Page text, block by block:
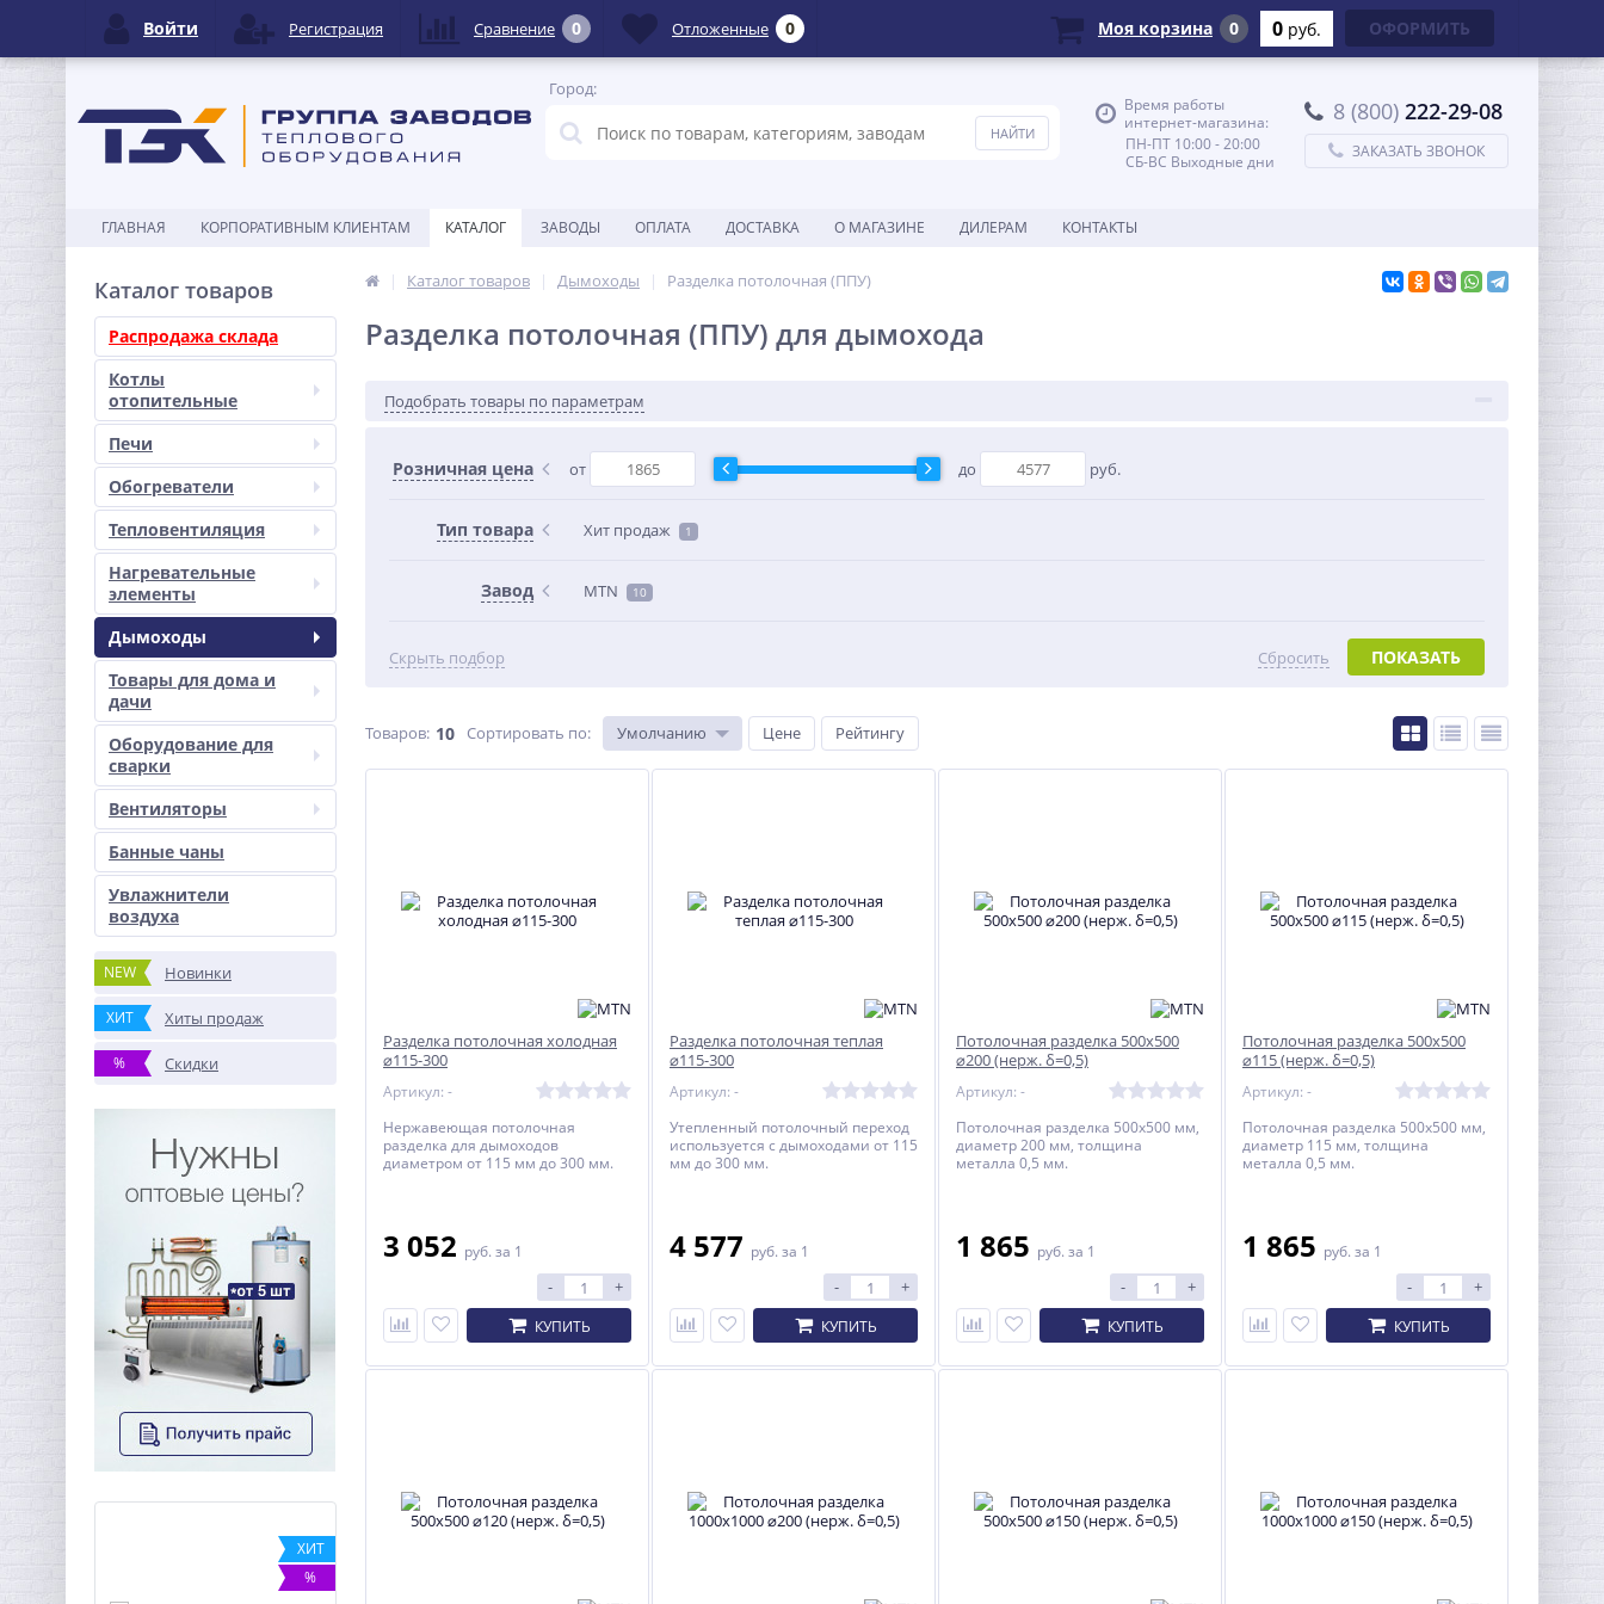
Город:
Время работы
интернет-магазина:
ПН-ПТ 10:00 - 20:00
СБ-ВС Выходные дни
8 (800) 222-29-08
ЗАКАЗАТЬ ЗВОНОК
ГЛАВНАЯ КОРПОРАТИВНЫМ КЛИЕНТАМ КАТАЛОГ ЗАВОДЫ ОПЛАТА ДОСТАВКА О МАГАЗИНЕ ДИЛЕРАМ КОНТАКТЫ
Каталог товаров
Распродажа склада
Котлы
отопительные
Печи
Обогреватели
Тепловентиляция
Нагревательные
элементы
Дымоходы
Товары для дома и
дачи
Оборудование для
сварки
Вентиляторы
Банные чаны
Увлажнители
воздуха
NEW Новинки
ХИТ Хиты продаж
% Скидки
ХИТ
%
Каталог товаров Дымоходы Разделка потолочная (ППУ)
Разделка потолочная (ППУ) для дымохода
Подобрать товары по параметрам
Розничная цена от до руб.
Тип товара Хит продаж 1
Завод MTN 10
Скрыть подбор ПОКАЗАТЬ
Сбросить
Товаров: 10 Сортировать по: Умолчанию Цене Рейтингу
Разделка потолочная холодная
⌀115-300
Артикул: -
Нержавеющая потолочная
разделка для дымоходов
диаметром от 115 мм до 300 мм.
3 052 руб. за 1
- +
КУПИТЬ
Разделка потолочная теплая
⌀115-300
Артикул: -
Утепленный потолочный переход
используется с дымоходами от 115
мм до 300 мм.
4 577 руб. за 1
- +
КУПИТЬ
Потолочная разделка 500x500
⌀200 (нерж. δ=0,5)
Артикул: -
Потолочная разделка 500x500 мм,
диаметр 200 мм, толщина
металла 0,5 мм.
1 865 руб. за 1
- +
КУПИТЬ
Потолочная разделка 500x500
⌀115 (нерж. δ=0,5)
Артикул: -
Потолочная разделка 500x500 мм,
диаметр 115 мм, толщина
металла 0,5 мм.
1 865 руб. за 1
- +
КУПИТЬ
Войти Регистрация Сравнение 0 Отложенные 0 Моя корзина 0 0 руб. ОФОРМИТЬ